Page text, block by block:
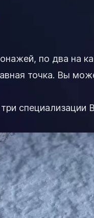
по два на
точка. Вы
специализации